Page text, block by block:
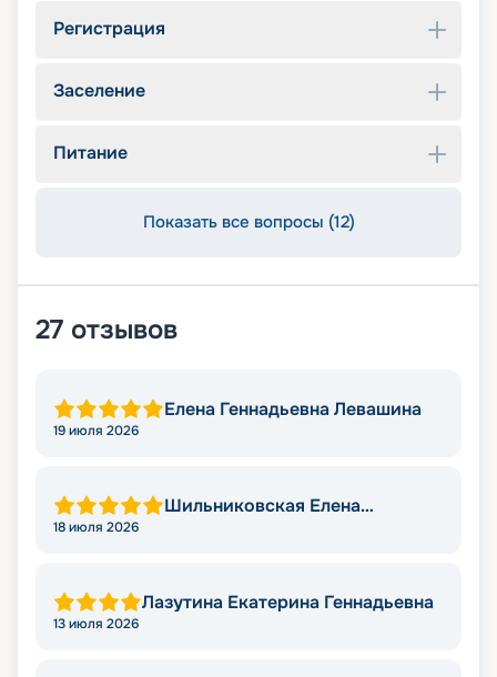
Регистрация
Заселение
Питание
Показать все вопросы (12)
27 отзывов
Елена Геннадьевна Левашина
19 июля 2026
Шильниковская Елена
18 июля 2026
Лазутина Екатерина Геннадьевна
13 июля 2026